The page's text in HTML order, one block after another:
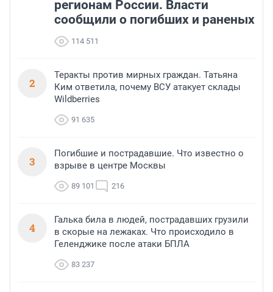
регионам России. Власти
сообщили о погибших и раненых
114 511
2
Теракты против мирных граждан. Татьяна
Ким ответила, почему ВСУ атакует склады
Wildberries
91 635
3
Погибшие и пострадавшие. Что известно о
взрыве в центре Москвы
89 101 216
4
Галька била в людей, пострадавших грузили
в скорые на лежаках. Что происходило в
Геленджике после атаки БПЛА
83 237